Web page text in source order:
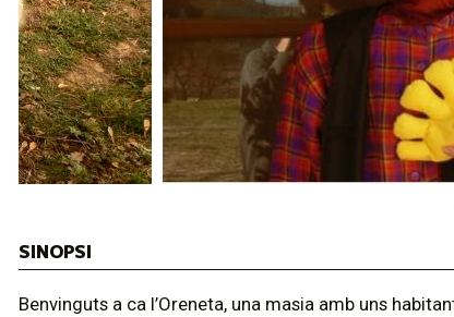
SINOPSI
Benvinguts a ca l’Oreneta, una masia amb uns